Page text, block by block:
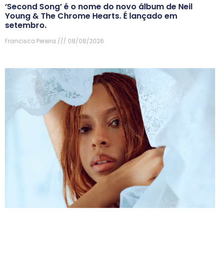
‘Second Song’ é o nome do novo álbum de Neil
Young & The Chrome Hearts. É lançado em
setembro.
Francisco Pereira 08/08/2026